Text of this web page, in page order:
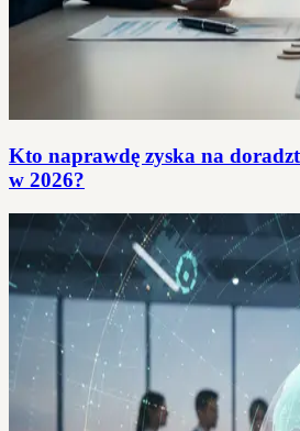
Kto naprawdę zyska na
w 2026?